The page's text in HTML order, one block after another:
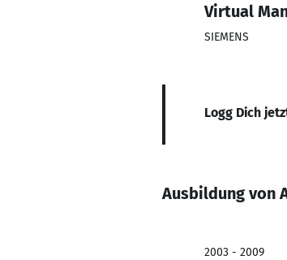
Virtual
SIEMENS
Logg Dich
Ausbildung von
2003 - 2009